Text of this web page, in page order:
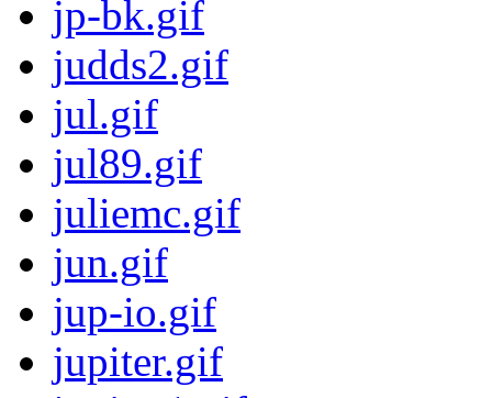
jp-bk.gif
judds2.gif
jul.gif
jul89.gif
juliemc.gif
jun.gif
jup-io.gif
jupiter.gif